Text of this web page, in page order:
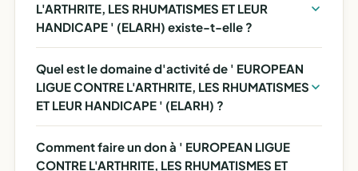
L'ARTHRITE, LES RHUMATISMES ET LEUR
HANDICAPE ' (ELARH) existe-t-elle ?
Quel est le domaine d'activité de ' EUROPEAN
LIGUE CONTRE L'ARTHRITE, LES RHUMATISMES
ET LEUR HANDICAPE ' (ELARH) ?
Comment faire un don à ' EUROPEAN LIGUE
CONTRE L'ARTHRITE, LES RHUMATISMES ET